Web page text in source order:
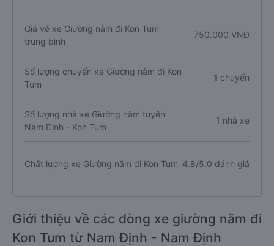
Giá vé xe Giường nằm đi Kon Tum
trung bình
750.000 VNĐ
Số lượng chuyến xe Giường nằm đi Kon
Tum
1 chuyến
Số lượng nhà xe Giường nằm tuyến
Nam Định - Kon Tum
1 nhà xe
Chất lượng xe Giường nằm đi Kon Tum 4.8/5.0 đánh giá
Giới thiệu về các dòng xe giường nằm đi
Kon Tum từ Nam Định - Nam Định